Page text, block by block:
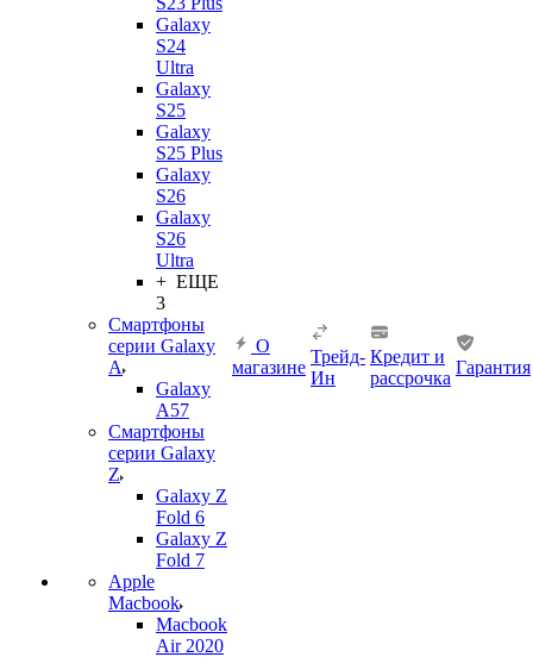
Galaxy
S24
Ultra
Galaxy
S25
Galaxy
S25 Plus
Galaxy
S26
Galaxy
S26
Ultra
+ ЕЩЕ
3
Смартфоны
серии Galaxy
A
Galaxy
A57
Смартфоны
серии Galaxy
Z
Galaxy Z
Fold 6
Galaxy Z
Fold 7
Apple
Macbook
Macbook
Air 2020
О
магазине
Трейд-
Ин
Кредит и
рассрочка
Гарантия